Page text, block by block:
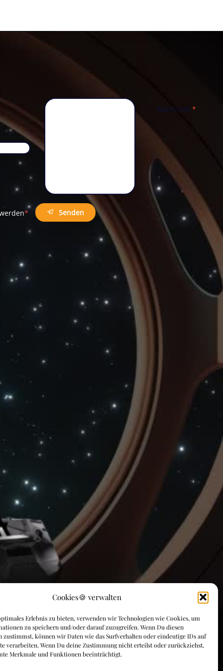
Cookies🍪 verwalten
Erlebnis zu bieten, verwenden wir Technologien wie Cookies, um
zu speichern und/oder darauf zuzugreifen. Wenn Du diesen
zustimmst, können wir Daten wie das Surfverhalten oder eindeutige IDs auf
verarbeiten. Wenn Du deine Zustimmung nicht erteilst oder zurückziehst,
Merkmale und Funktionen beeinträchtigt.
Nachricht *
* Senden